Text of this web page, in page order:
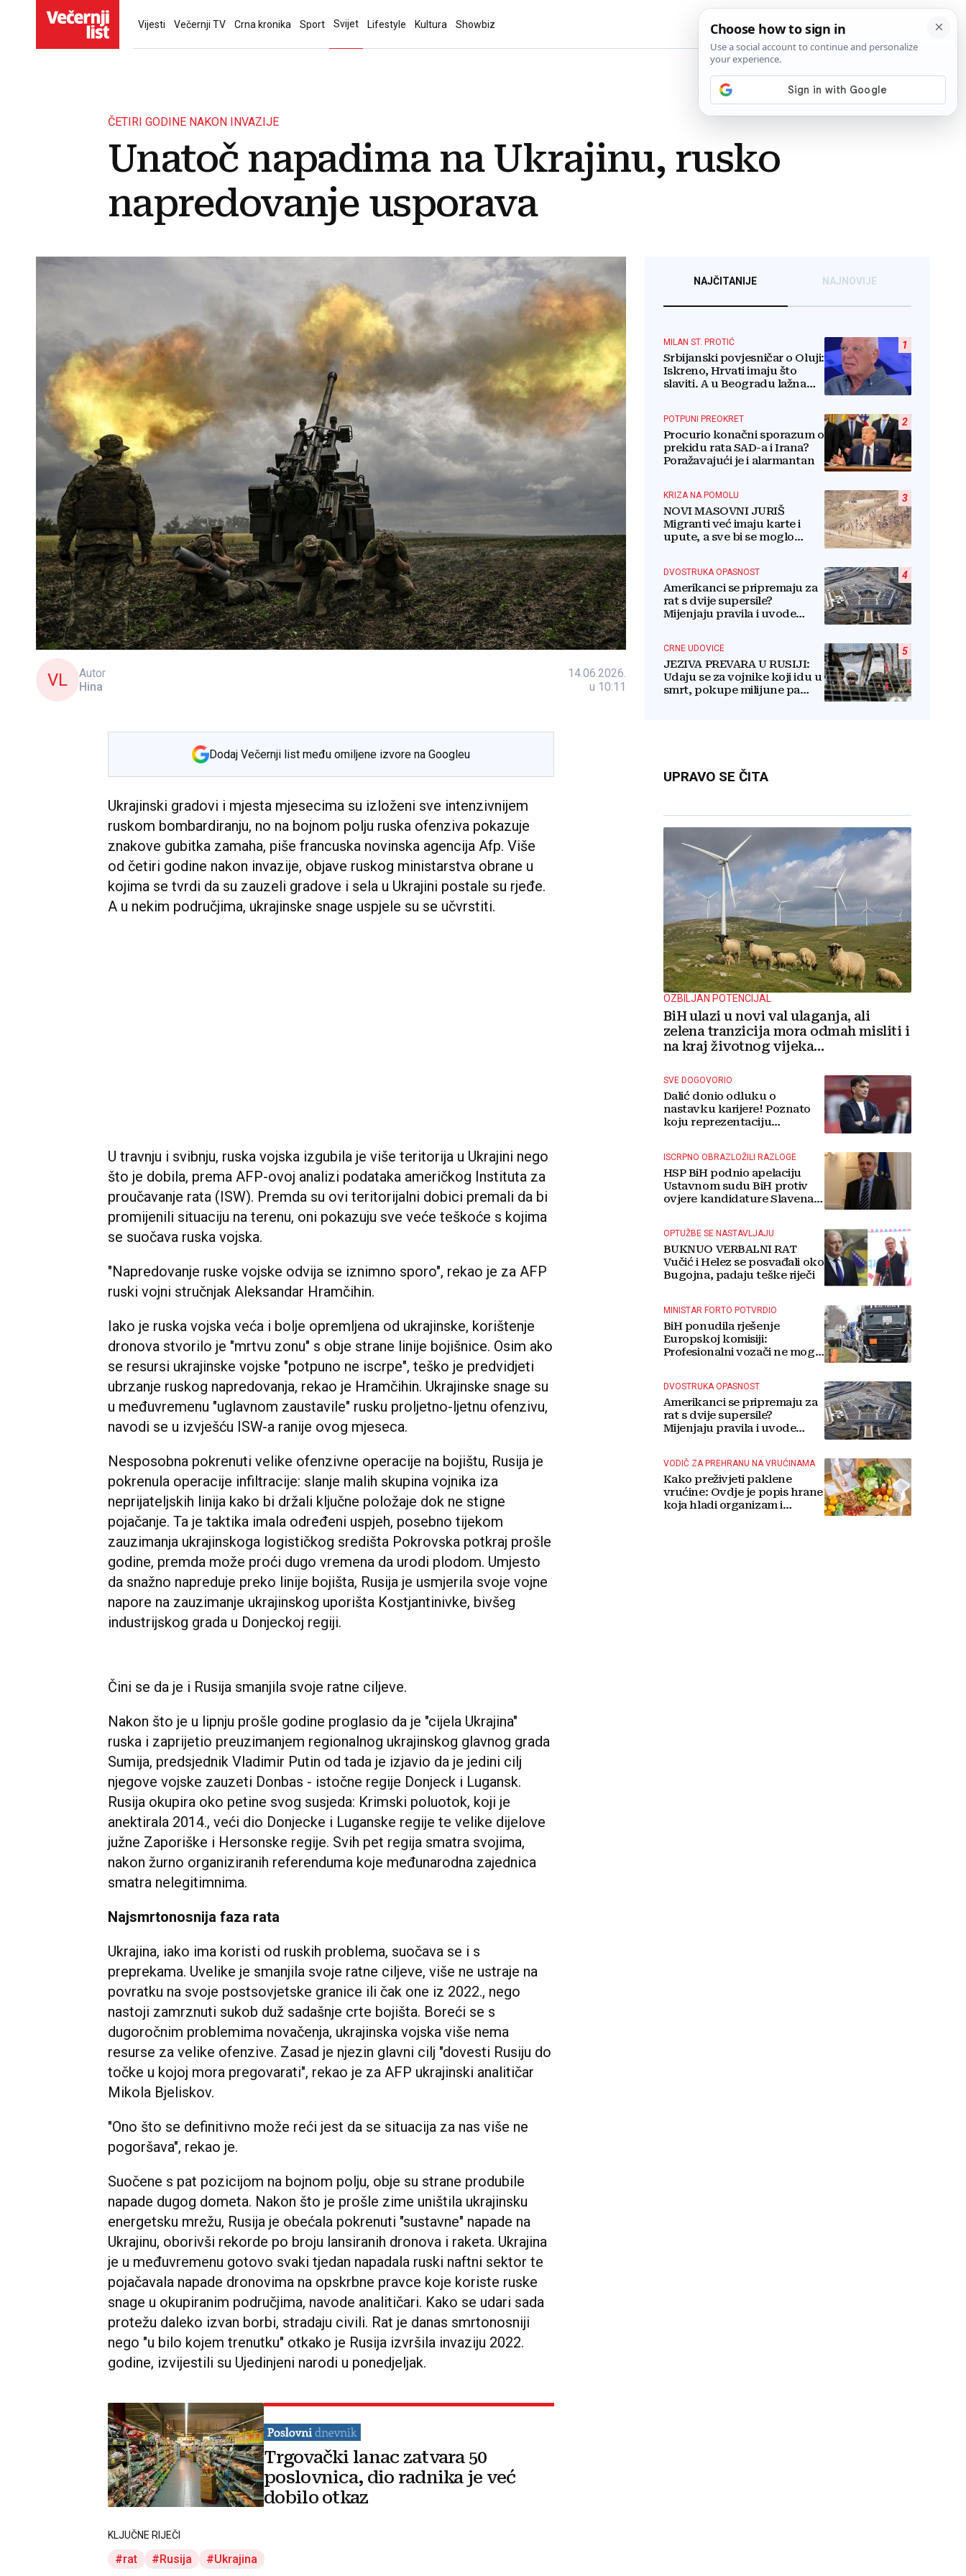
Vijesti Večernji TV Crna kronika Sport Svijet Lifestyle Kultura Showbiz
ČETIRI GODINE NAKON INVAZIJE
Unatoč napadima na Ukrajinu, rusko
napredovanje usporava
VL
Autor
Hina
14.06.2026.
u 10:11
Dodaj Večernji list među omiljene izvore na Googleu
Ukrajinski gradovi i mjesta mjesecima su izloženi sve intenzivnijem
ruskom bombardiranju, no na bojnom polju ruska ofenziva pokazuje
znakove gubitka zamaha, piše francuska novinska agencija Afp. Više
od četiri godine nakon invazije, objave ruskog ministarstva obrane u
kojima se tvrdi da su zauzeli gradove i sela u Ukrajini postale su rjeđe.
A u nekim područjima, ukrajinske snage uspjele su se učvrstiti.
U travnju i svibnju, ruska vojska izgubila je više teritorija u Ukrajini nego
što je dobila, prema AFP-ovoj analizi podataka američkog Instituta za
proučavanje rata (ISW). Premda su ovi teritorijalni dobici premali da bi
promijenili situaciju na terenu, oni pokazuju sve veće teškoće s kojima
se suočava ruska vojska.
"Napredovanje ruske vojske odvija se iznimno sporo", rekao je za AFP
ruski vojni stručnjak Aleksandar Hramčihin.
Iako je ruska vojska veća i bolje opremljena od ukrajinske, korištenje
dronova stvorilo je "mrtvu zonu" s obje strane linije bojišnice. Osim ako
se resursi ukrajinske vojske "potpuno ne iscrpe", teško je predvidjeti
ubrzanje ruskog napredovanja, rekao je Hramčihin. Ukrajinske snage su
u međuvremenu "uglavnom zaustavile" rusku proljetno-ljetnu ofenzivu,
navodi se u izvješću ISW-a ranije ovog mjeseca.
Nesposobna pokrenuti velike ofenzivne operacije na bojištu, Rusija je
pokrenula operacije infiltracije: slanje malih skupina vojnika iza
neprijateljskih linija kako bi držali ključne položaje dok ne stigne
pojačanje. Ta je taktika imala određeni uspjeh, posebno tijekom
zauzimanja ukrajinskoga logističkog središta Pokrovska potkraj prošle
godine, premda može proći dugo vremena da urodi plodom. Umjesto
da snažno napreduje preko linije bojišta, Rusija je usmjerila svoje vojne
napore na zauzimanje ukrajinskog uporišta Kostjantinivke, bivšeg
industrijskog grada u Donjeckoj regiji.
Čini se da je i Rusija smanjila svoje ratne ciljeve.
Nakon što je u lipnju prošle godine proglasio da je "cijela Ukrajina"
ruska i zaprijetio preuzimanjem regionalnog ukrajinskog glavnog grada
Sumija, predsjednik Vladimir Putin od tada je izjavio da je jedini cilj
njegove vojske zauzeti Donbas - istočne regije Donjeck i Lugansk.
Rusija okupira oko petine svog susjeda: Krimski poluotok, koji je
anektirala 2014., veći dio Donjecke i Luganske regije te velike dijelove
južne Zaporiške i Hersonske regije. Svih pet regija smatra svojima,
nakon žurno organiziranih referenduma koje međunarodna zajednica
smatra nelegitimnima.
Najsmrtonosnija faza rata
Ukrajina, iako ima koristi od ruskih problema, suočava se i s
preprekama. Uvelike je smanjila svoje ratne ciljeve, više ne ustraje na
povratku na svoje postsovjetske granice ili čak one iz 2022., nego
nastoji zamrznuti sukob duž sadašnje crte bojišta. Boreći se s
dugoročnim problemima novačenja, ukrajinska vojska više nema
resurse za velike ofenzive. Zasad je njezin glavni cilj "dovesti Rusiju do
točke u kojoj mora pregovarati", rekao je za AFP ukrajinski analitičar
Mikola Bjeliskov.
"Ono što se definitivno može reći jest da se situacija za nas više ne
pogoršava", rekao je.
Suočene s pat pozicijom na bojnom polju, obje su strane produbile
napade dugog dometa. Nakon što je prošle zime uništila ukrajinsku
energetsku mrežu, Rusija je obećala pokrenuti "sustavne" napade na
Ukrajinu, oborivši rekorde po broju lansiranih dronova i raketa. Ukrajina
je u međuvremenu gotovo svaki tjedan napadala ruski naftni sektor te
pojačavala napade dronovima na opskrbne pravce koje koriste ruske
snage u okupiranim područjima, navode analitičari. Kako se udari sada
protežu daleko izvan borbi, stradaju civili. Rat je danas smrtonosniji
nego "u bilo kojem trenutku" otkako je Rusija izvršila invaziju 2022.
godine, izvijestili su Ujedinjeni narodi u ponedjeljak.
Trgovački lanac zatvara 50
poslovnica, dio radnika je već
dobilo otkaz
KLJUČNE RIJEČI
rat Rusija Ukrajina
NAJČITANIJE NAJNOVIJE
1
MILAN ST. PROTIĆ
Srbijanski povjesničar o Oluji:
Iskreno, Hrvati imaju što
slaviti. A u Beogradu lažna
2
POTPUNI PREOKRET
Procurio konačni sporazum o
prekidu rata SAD-a i Irana?
Poražavajući je i alarmantan
3
KRIZA NA POMOLU
NOVI MASOVNI JURIŠ
Migranti već imaju karte i
upute, a sve bi se moglo
4
DVOSTRUKA OPASNOST
Amerikanci se pripremaju za
rat s dvije supersile?
Mijenjaju pravila i uvode
5
CRNE UDOVICE
JEZIVA PREVARA U RUSIJI:
Udaju se za vojnike koji idu u
smrt, pokupe milijune pa
UPRAVO SE ČITA
OZBILJAN POTENCIJAL
BiH ulazi u novi val ulaganja, ali
zelena tranzicija mora odmah misliti i
na kraj životnog vijeka
SVE DOGOVORIO
Dalić donio odluku o
nastavku karijere! Poznato
koju reprezentaciju
ISCRPNO OBRAZLOŽILI RAZLOGE
HSP BiH podnio apelaciju
Ustavnom sudu BiH protiv
ovjere kandidature Slavena
OPTUŽBE SE NASTAVLJAJU
BUKNUO VERBALNI RAT
Vučić i Helez se posvađali oko
Bugojna, padaju teške riječi
MINISTAR FORTO POTVRDIO
BiH ponudila rješenje
Europskoj komisiji:
Profesionalni vozači ne mogu
DVOSTRUKA OPASNOST
Amerikanci se pripremaju za
rat s dvije supersile?
Mijenjaju pravila i uvode
VODIČ ZA PREHRANU NA VRUĆINAMA
Kako preživjeti paklene
vrućine: Ovdje je popis hrane
koja hladi organizam i